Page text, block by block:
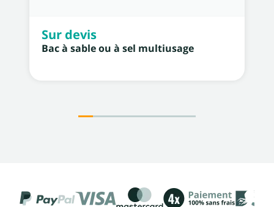
Sur devis
Bac à sable ou à sel multiusage